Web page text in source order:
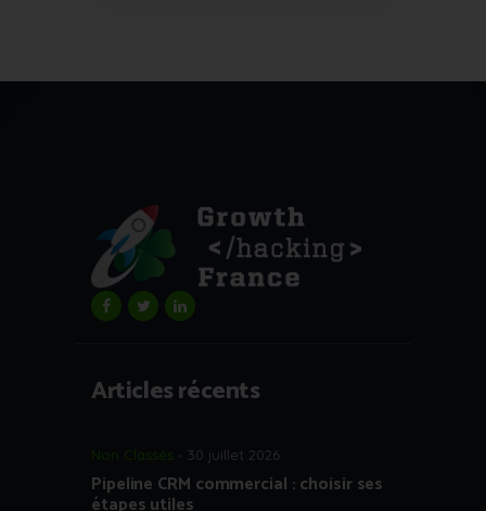
Articles récents
Non Classés 30 juillet 2026
Pipeline CRM commercial : choisir ses